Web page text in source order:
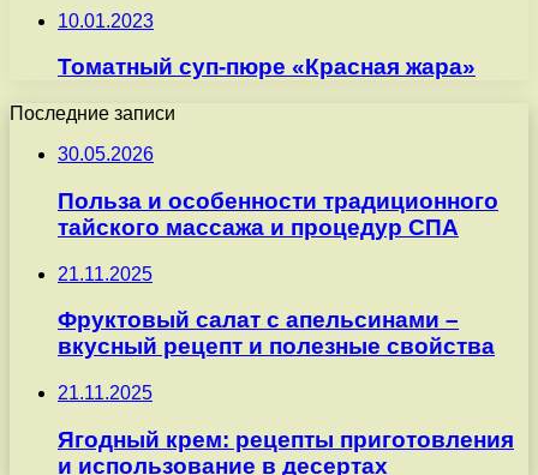
10.01.2023
Томатный суп-пюре «Красная жара»
Последние записи
30.05.2026
Польза и особенности традиционного
тайского массажа и процедур СПА
21.11.2025
Фруктовый салат с апельсинами –
вкусный рецепт и полезные свойства
21.11.2025
Ягодный крем: рецепты приготовления
и использование в десертах